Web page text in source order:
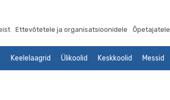
Ettevõtetele ja organisatsioonidele Õpetajatele
Keelelaagrid Ülikoolid Keskkoolid Messid